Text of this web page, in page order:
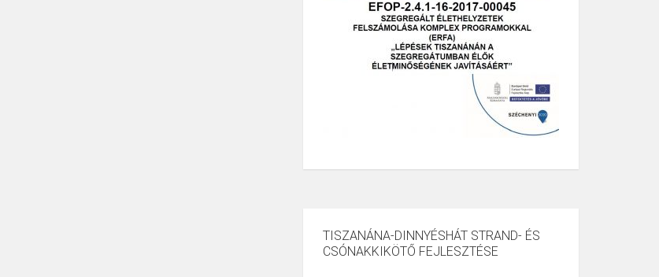
TISZANÁNA-DINNYÉSHÁT STRAND- ÉS
CSÓNAKKIKÖTŐ FEJLESZTÉSE